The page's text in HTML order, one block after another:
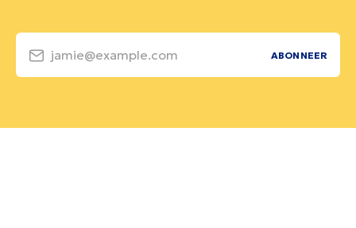
jamie@example.com ABONNEER